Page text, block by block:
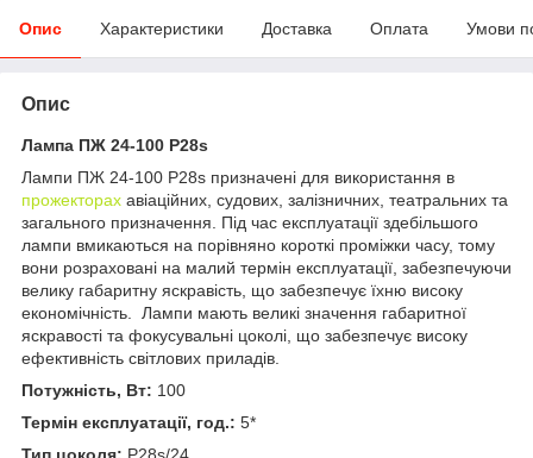
Опис Характеристики Доставка Оплата Умови
Опис
Лампа ПЖ 24-100 P28s
Лампи ПЖ 24-100 P28s призначені для використання в
прожекторах авіаційних, судових, залізничних, театральних та
загального призначення. Під час експлуатації здебільшого
лампи вмикаються на порівняно короткі проміжки часу, тому
вони розраховані на малий термін експлуатації, забезпечуючи
велику габаритну яскравість, що забезпечує їхню високу
економічність. Лампи мають великі значення габаритної
яскравості та фокусувальні цоколі, що забезпечує високу
ефективність світлових приладів.
Потужність, Вт: 100
Термін експлуатації, год.: 5*
Тип цоколя: Р28s/24